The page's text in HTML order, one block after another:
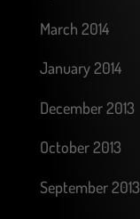
March 2014
January 2014
December 2013
October 2013
September 2013